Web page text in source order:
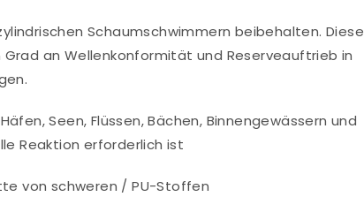
Schaumschwimmern beibehalten. Diese
an Wellenkonformität und Reserveauftrieb in
Seen, Flüssen, Bächen, Binnengewässern und
Reaktion erforderlich ist
von schweren / PU-Stoffen